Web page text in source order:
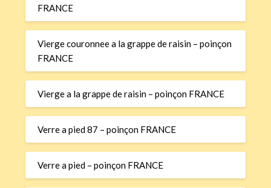
FRANCE
Vierge couronnee a la grappe de raisin – poinçon
FRANCE
Vierge a la grappe de raisin – poinçon FRANCE
Verre a pied 87 – poinçon FRANCE
Verre a pied – poinçon FRANCE